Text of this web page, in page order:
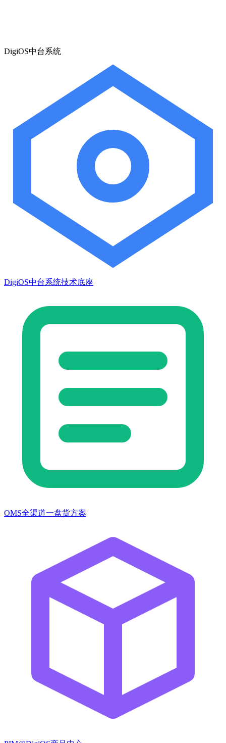
DigiOS中台系统
DigiOS中台系统技术底座
OMS全渠道一盘货方案